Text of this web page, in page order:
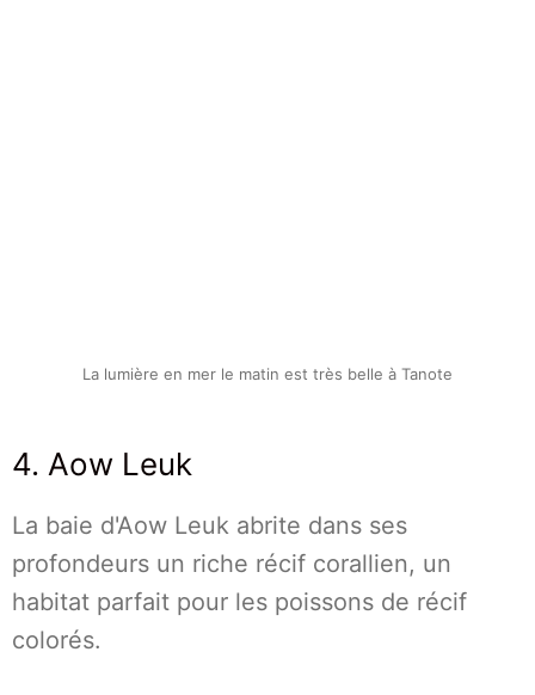
La lumière en mer le matin est très belle à Tanote
4. Aow Leuk
La baie d'Aow Leuk abrite dans ses
profondeurs un riche récif corallien, un
habitat parfait pour les poissons de récif
colorés.